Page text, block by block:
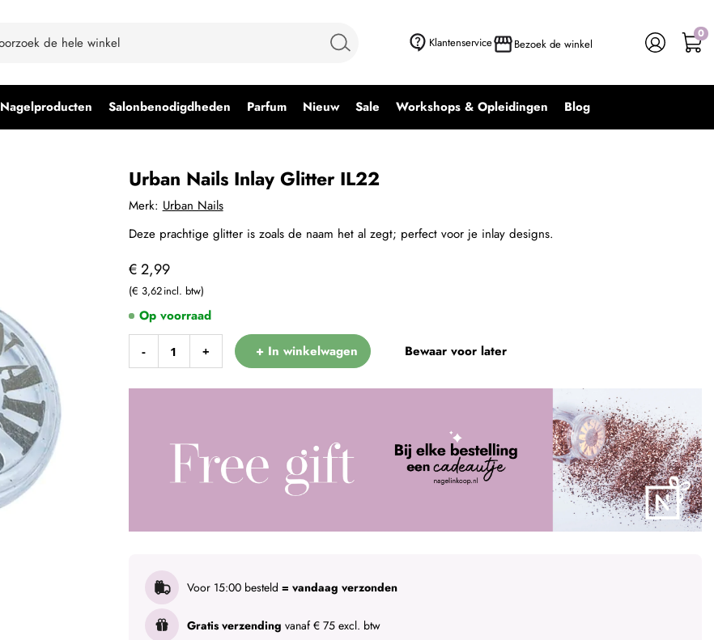
Klantenservice Bezoek de winkel
0
Nagelproducten Salonbenodigdheden Parfum Nieuw Sale Workshops & Opleidingen Blog
Urban Nails Inlay Glitter IL22
€ 2,99
€ 3,62
+ In winkelwagen
- + + In winkelwagen Bewaar voor later
Merk: Urban Nails
Voor 15:00 besteld = vandaag verzonden
Gratis verzending vanaf € 75 excl. btw
Op voorraad
Deze prachtige glitter is zoals de naam het al zegt; perfect voor je inlay designs.